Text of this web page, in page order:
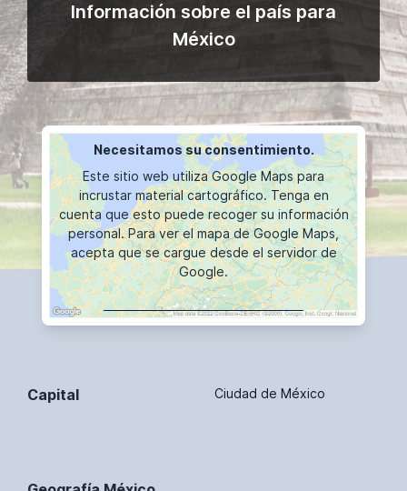
Información sobre el país para
México
Necesitamos su consentimiento.
Este sitio web utiliza Google Maps para
incrustar material cartográfico. Tenga en
cuenta que esto puede recoger su información
personal. Para ver el mapa de Google Maps,
acepta que se cargue desde el servidor de
Google.
VISUALIZACIÓN DE MAPAS
Capital Ciudad de México